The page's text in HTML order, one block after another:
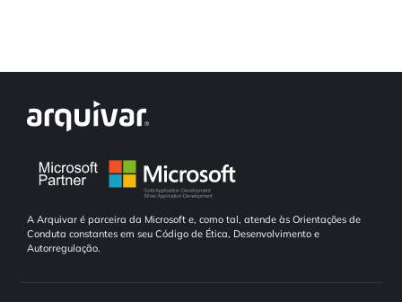
A Arquivar é parceira da Microsoft e, como tal, atende às Orientações de
Conduta constantes em seu Código de Ética, Desenvolvimento e
Autorregulação.